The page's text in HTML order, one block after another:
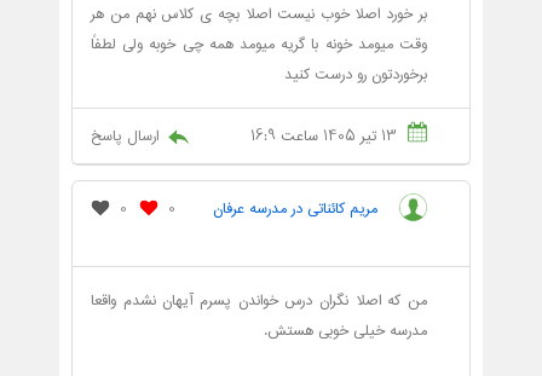
بر خورد اصلا خوب نیست اصلا بچه ی کلاس نهم من هر
وقت میومد خونه با گریه میومد همه چی خوبه ولی لطفاً
برخوردتون رو درست کنید
13 تیر 1405 ساعت 16:9 ارسال پاسخ
مریم کائناتی در مدرسه عرفان 0
0
من که اصلا نگران درس خواندن پسرم آیهان نشدم واقعا
مدرسه خیلی خوبی هستش.